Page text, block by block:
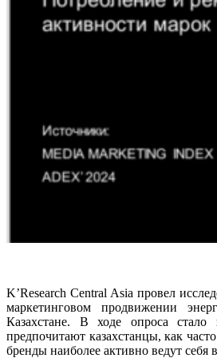
K’Research Central Asia провел
маркетинговом продвижении
Казахстане. В ходе опроса стало
предпочитают казахстанцы, как
бренды наиболее активно ведут себя